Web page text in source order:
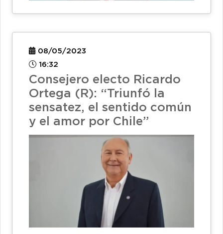
08/05/2023
16:32
Consejero electo Ricardo
Ortega (R): “Triunfó la
sensatez, el sentido común
y el amor por Chile”